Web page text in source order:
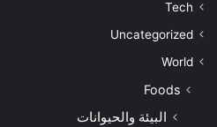
Tech
Uncategorized
World
Foods
البيئة والحيوانات